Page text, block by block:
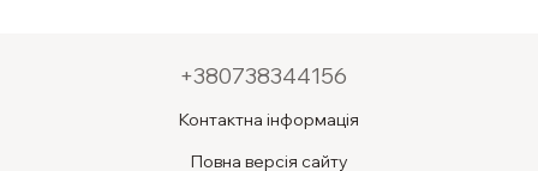
+380738344156
Контактна інформація
Повна версія сайту